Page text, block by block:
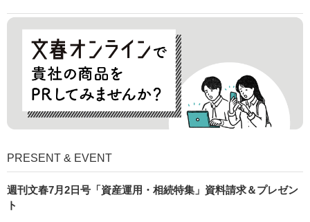
PRESENT & EVENT
週刊文春7月2日号「資産運用・相続特集」資料請求＆プレゼン
ト